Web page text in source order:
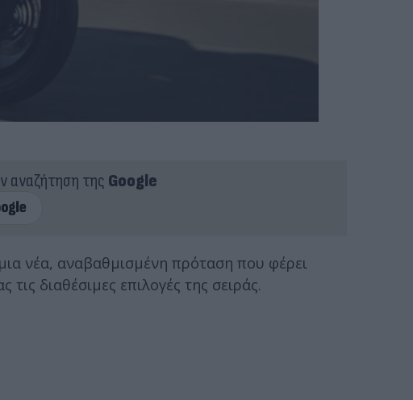
αναζήτηση της Google
νέα, αναβαθμισμένη πρόταση που φέρει
διαθέσιμες επιλογές της σειράς.